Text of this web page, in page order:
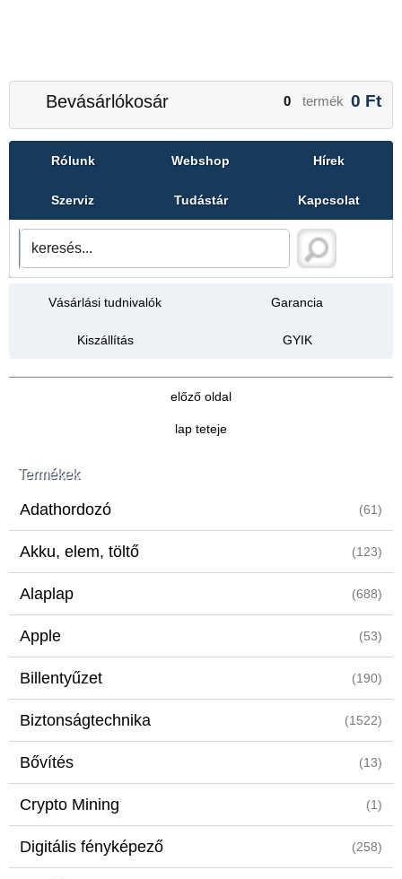
Bevásárlókosár 0 termék 0 Ft
Rólunk Webshop Hírek
Szerviz Tudástár Kapcsolat
Vásárlási tudnivalók Garancia
Kiszállítás GYIK
Termékek
Adathordozó (61)
Akku, elem, töltő (123)
Alaplap (688)
Apple (53)
Billentyűzet (190)
Biztonságtechnika (1522)
Bővítés (13)
Crypto Mining (1)
Digitális fényképező (258)
előző oldal
lap teteje